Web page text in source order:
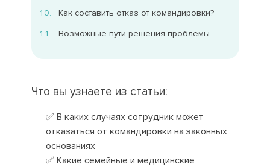
Как составить отказ от командировки?
Возможные пути решения проблемы
Что вы узнаете из статьи:
✅ В каких случаях сотрудник может
отказаться от командировки на законных
основаниях
✅ Какие семейные и медицинские